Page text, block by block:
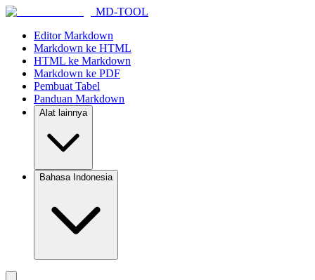
MD-TOOL
Editor Markdown
Markdown ke HTML
HTML ke Markdown
Markdown ke PDF
Pembuat Tabel
Panduan Markdown
Alat lainnya
Bahasa Indonesia